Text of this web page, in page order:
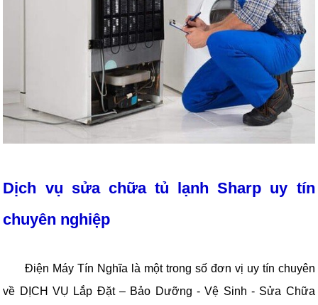
Dịch vụ sửa chữa tủ lạnh Sharp uy tín
chuyên nghiệp
Điện Máy Tín Nghĩa là một trong số đơn vị uy tín chuyên
về DỊCH VỤ Lắp Đặt – Bảo Dưỡng - Vệ Sinh - Sửa Chữa